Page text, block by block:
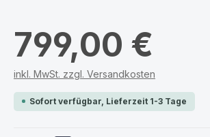
799,00 €
inkl. MwSt. zzgl. Versandkosten
Sofort verfügbar, Lieferzeit 1-3 Tage